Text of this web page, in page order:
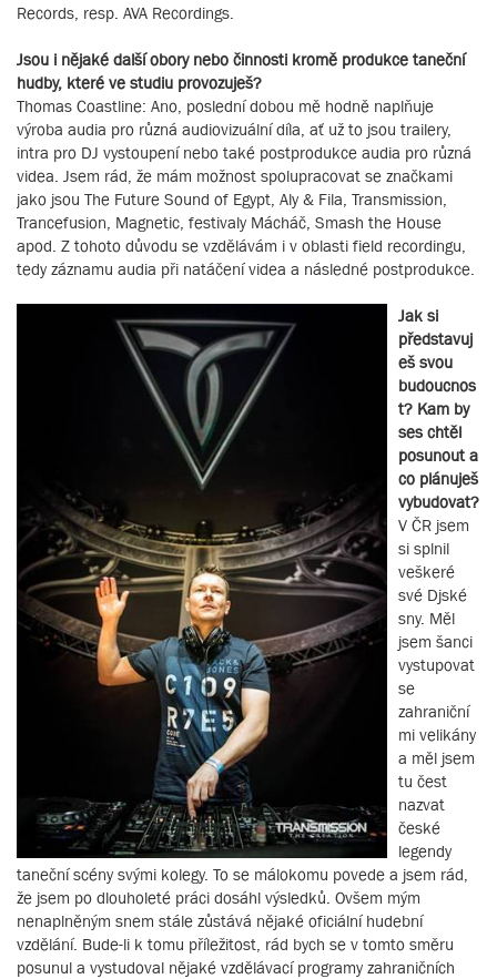
Records, resp. AVA Recordings.
Jsou i nějaké další obory nebo činnosti kromě produkce taneční
hudby, které ve studiu provozuješ?
Thomas Coastline: Ano, poslední dobou mě hodně naplňuje
výroba audia pro různá audiovizuální díla, ať už to jsou trailery,
intra pro DJ vystoupení nebo také postprodukce audia pro různá
videa. Jsem rád, že mám možnost spolupracovat se značkami
jako jsou The Future Sound of Egypt, Aly & Fila, Transmission,
Trancefusion, Magnetic, festivaly Mácháč, Smash the House
apod. Z tohoto důvodu se vzdělávám i v oblasti field recordingu,
tedy záznamu audia při natáčení videa a následné postprodukce.
Jak si
představuj
eš svou
budoucnos
t? Kam by
ses chtěl
posunout a
co plánuješ
vybudovat?
V ČR jsem
si splnil
veškeré
své Djské
sny. Měl
jsem šanci
vystupovat
se
zahraniční
mi velikány
a měl jsem
tu čest
nazvat
české
legendy
taneční scény svými kolegy. To se málokomu povede a jsem rád,
že jsem po dlouholeté práci dosáhl výsledků. Ovšem mým
nenaplněným snem stále zůstává nějaké oficiální hudební
vzdělání. Bude-li k tomu příležitost, rád bych se v tomto směru
posunul a vystudoval nějaké vzdělávací programy zahraničních